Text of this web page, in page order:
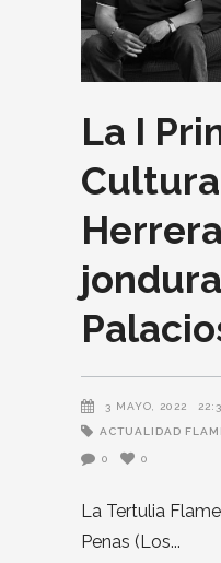
La I
3 MAYO, 2022
ACTUALIDAD
0 0
La Tertulia
Penas (Los